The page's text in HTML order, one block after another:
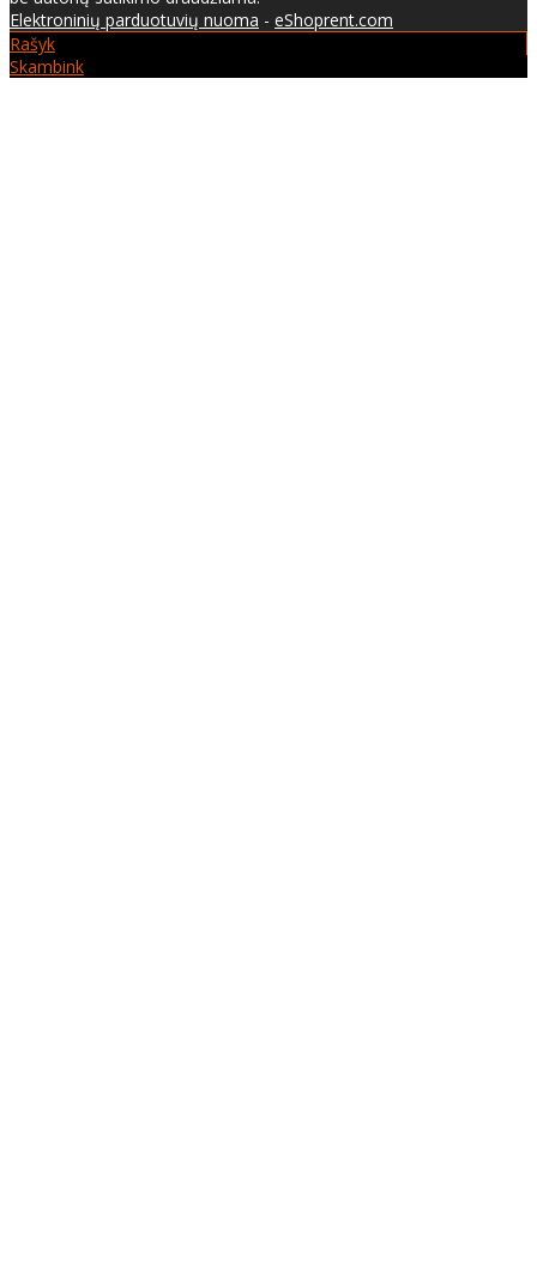
Elektroninių parduotuvių nuoma - eShoprent.com
Rašyk
Skambink